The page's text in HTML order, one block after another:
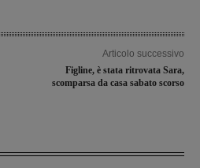
Articolo successivo
Figline, è stata ritrovata Sara,
scomparsa da casa sabato scorso